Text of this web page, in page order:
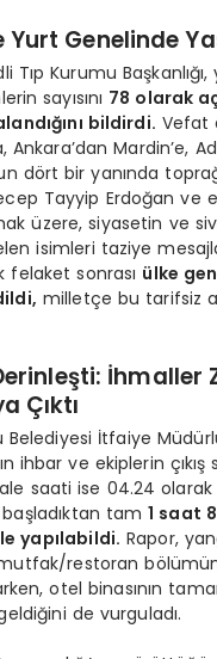
Yurt Genelinde
Tıp Kurumu
sayısını 78 olarak
bildirdi. Vefat
Ankara’dan Mardin’e,
dört bir yanında
Tayyip Erdoğan ve
üzere, siyasetin ve
isimleri taziye
felaket sonrası ülke
milletçe bu tarifsiz
İhmaller
Çıktı
Belediyesi İtfaiye
ihbar ve ekiplerin çıkış
saati ise 04.24 olarak
başladıktan tam1 saat
yapılabildi. Rapor,
restoran
otel binasının
de vurguladı.